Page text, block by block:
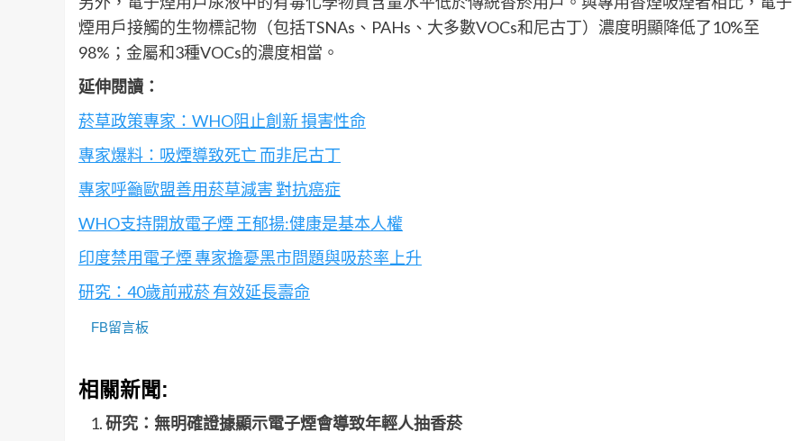
煙用戶接觸的生物標記物（包括TSNAs、PAHs、大多數VOCs和尼古丁）濃度明顯降低了10%至
98%；金屬和3種VOCs的濃度相當。
延伸閱讀：
菸草政策專家：WHO阻止創新 損害性命
專家爆料：吸煙導致死亡 而非尼古丁
專家呼籲歐盟善用菸草減害 對抗癌症
WHO支持開放電子煙 王郁揚:健康是基本人權
印度禁用電子煙 專家擔憂黑市問題與吸菸率上升
研究：40歲前戒菸 有效延長壽命
FB留言板
相關新聞:
研究：無明確證據顯示電子煙會導致年輕人抽香菸